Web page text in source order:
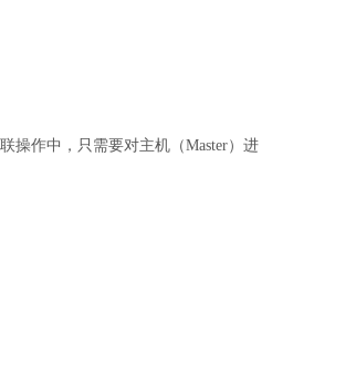
操作中，只需要对主机（Master）进